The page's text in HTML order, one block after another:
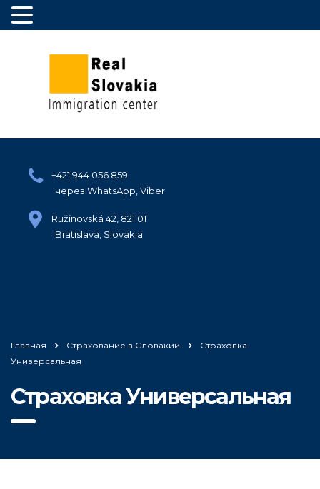
+421 944 056 859
через WhatsApp, Viber
Ružinovská 42, 821 01
Bratislava, Slovakia
Главная Страхование в Словакии
Страховка
Универсальная
Страховка Универсальная